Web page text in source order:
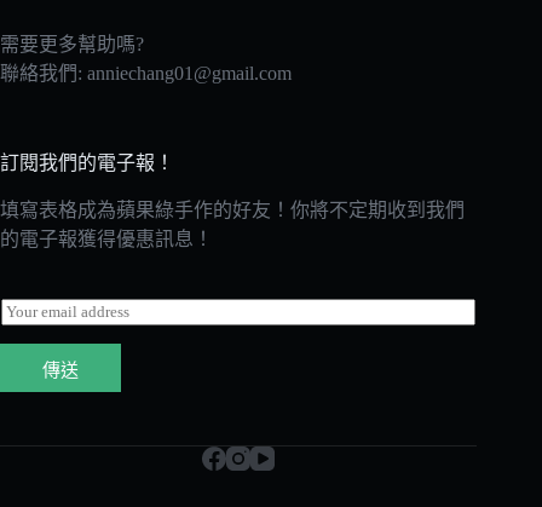
需要更多幫助嗎?
聯絡我們: anniechang01@gmail.com
訂閱我們的電子報！
填寫表格成為蘋果綠手作的好友！你將不定期收到我們
的電子報獲得優惠訊息！
E
m
a
l
傳送